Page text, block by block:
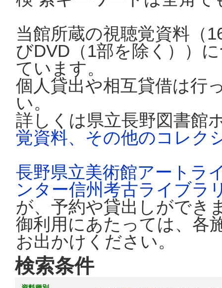
当館所蔵の視聴覚資料（
びDVD（1部を除く））
ています。
個人貸出や相互貸借は行
い。
詳しくは県立長野図書館
覚資料、その他のコレク
長野県立美術館アートラ
ンター信州考古ライブラ
が、予約や貸出しができ
御利用にあたっては、各
お出かけください。
検索条件